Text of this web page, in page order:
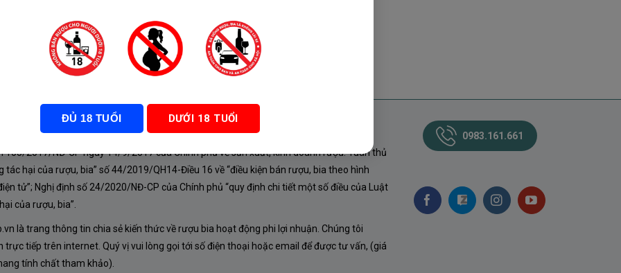
SÁCH
105/2017/NĐ-CP ngày 14/9/2017 của Chính phủ về sản xuất, kinh doanh rượu. Tuân thủ
tác hại của rượu, bia” số 44/2019/QH14-Điều 16 về “điều kiện bán rượu, bia theo hình
tử”; Nghị định số 24/2020/NĐ-CP của Chính phủ “quy định chi tiết một số điều của Luật
của rượu, bia”.
là trang thông tin chia sẻ kiến thức về rượu bia hoạt động phi lợi nhuận. Chúng tôi
trực tiếp trên internet. Quý vị vui lòng gọi tới số điện thoại hoặc email để được tư vấn, (giá
tính chất tham khảo).
0983.161.661
ĐỦ 18 TUỔI DƯỚI 18 TUỔI